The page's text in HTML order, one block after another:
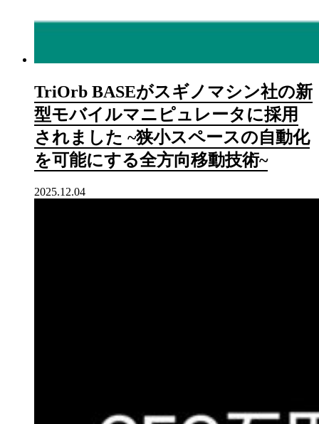
TriOrb BASEがスギノマシン社の新
型モバイルマニピュレータに採用
されました ~狭小スペースの自動化
を可能にする全方向移動技術~
2025.12.04